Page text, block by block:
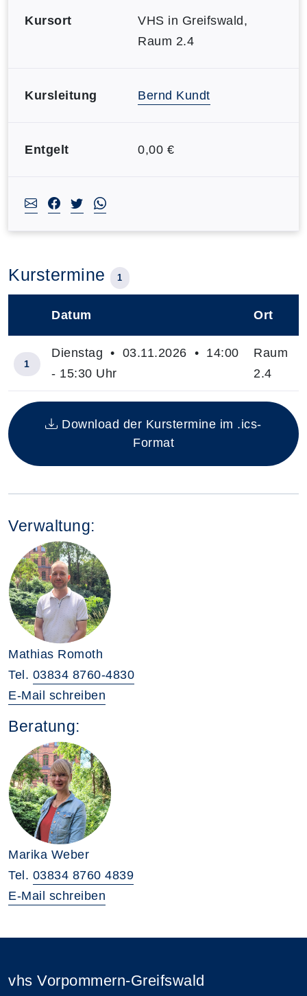
Kursort
VHS in Greifswald,
Raum 2.4
Kursleitung Bernd Kundt
Entgelt 0,00 €
Kurstermine 1
Insgesamt gibt es 1 Termine zum diesen Kurs
Datum Ort
1
Dienstag • 03.11.2026 • 14:00
- 15:30 Uhr
Raum
2.4
Download der Kurstermine im .ics-
Format
Verwaltung:
Mathias Romoth
Tel. 03834 8760-4830
E-Mail schreiben
Beratung:
Marika Weber
Tel. 03834 8760 4839
E-Mail schreiben
vhs Vorpommern-Greifswald